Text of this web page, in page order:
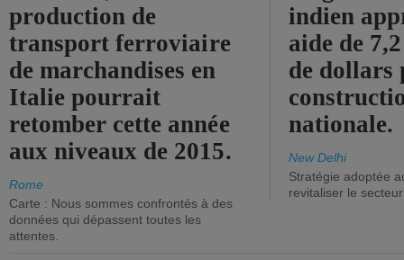
production de
transport ferroviaire
de marchandises en
Italie pourrait
retomber cette année
aux niveaux de 2015.
Rome
Carte : Nous sommes confrontés à des
données qui dépassent toutes les
attentes.
indien
aide de
de dollars
nationale.
New Delhi
Stratégie adoptée
revitaliser le secteur